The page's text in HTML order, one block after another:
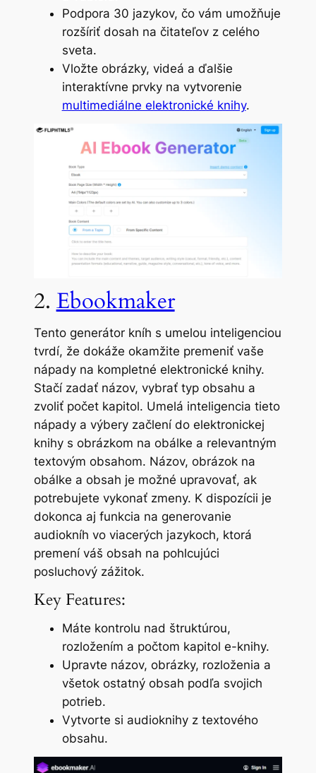
Podpora 30 jazykov, čo vám umožňuje
rozšíriť dosah na čitateľov z celého
sveta.
Vložte obrázky, videá a ďalšie
interaktívne prvky na vytvorenie
multimediálne elektronické knihy.
2. Ebookmaker
Tento generátor kníh s umelou inteligenciou
tvrdí, že dokáže okamžite premeniť vaše
nápady na kompletné elektronické knihy.
Stačí zadať názov, vybrať typ obsahu a
zvoliť počet kapitol. Umelá inteligencia tieto
nápady a výbery začlení do elektronickej
knihy s obrázkom na obálke a relevantným
textovým obsahom. Názov, obrázok na
obálke a obsah je možné upravovať, ak
potrebujete vykonať zmeny. K dispozícii je
dokonca aj funkcia na generovanie
audiokníh vo viacerých jazykoch, ktorá
premení váš obsah na pohlcujúci
posluchový zážitok.
Key Features:
Máte kontrolu nad štruktúrou,
rozložením a počtom kapitol e-knihy.
Upravte názov, obrázky, rozloženia a
všetok ostatný obsah podľa svojich
potrieb.
Vytvorte si audioknihy z textového
obsahu.